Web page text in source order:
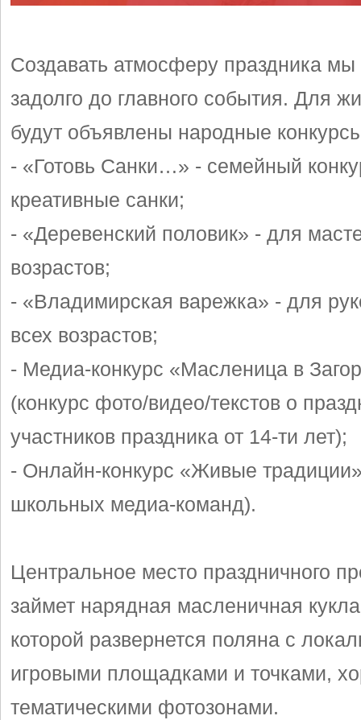
Создавать атмосферу праздника
задолго до главного события. Для
будут объявлены народные
- «Готовь Санки…» - семейный
креативные санки;
- «Деревенский половик» - для
возрастов;
- «Владимирская варежка» - для
всех возрастов;
- Медиа-конкурс «Масленица в
(конкурс фото/видео/текстов о
участников праздника от 14-ти лет);
- Онлайн-конкурс «Живые
школьных медиа-команд).
Центральное место праздничного
займет нарядная масленичная
которой развернется поляна с
игровыми площадками и точками,
тематическими фотозонами.